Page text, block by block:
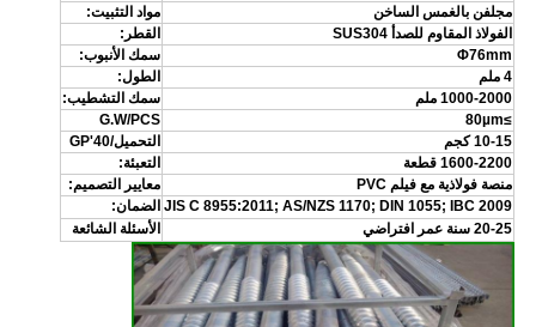
مجلفن بالغمس الساخن
مواد التثبيت:
الفولاذ المقاوم للصدأ SUS304
القطر:
Φ76mm
سمك الأنبوب:
4 ملم
الطول:
1000-2000 ملم
سمك التشطيب:
≥80µm
G.W/PCS
10-15 كجم
التحميل/40'GP
1600-2200 قطعة
التعبئة:
منصة فولاذية مع فيلم PVC
معايير التصميم:
JIS C 8955:2011; AS/NZS 1170; DIN 1055; IBC 2009 الضمان:
20-25 سنة عمر افتراضي
الأسئلة الشائعة